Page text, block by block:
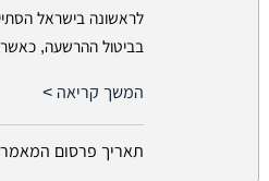
בביטול ההרשעה,
המשך קריאה >
תאריך פרסום